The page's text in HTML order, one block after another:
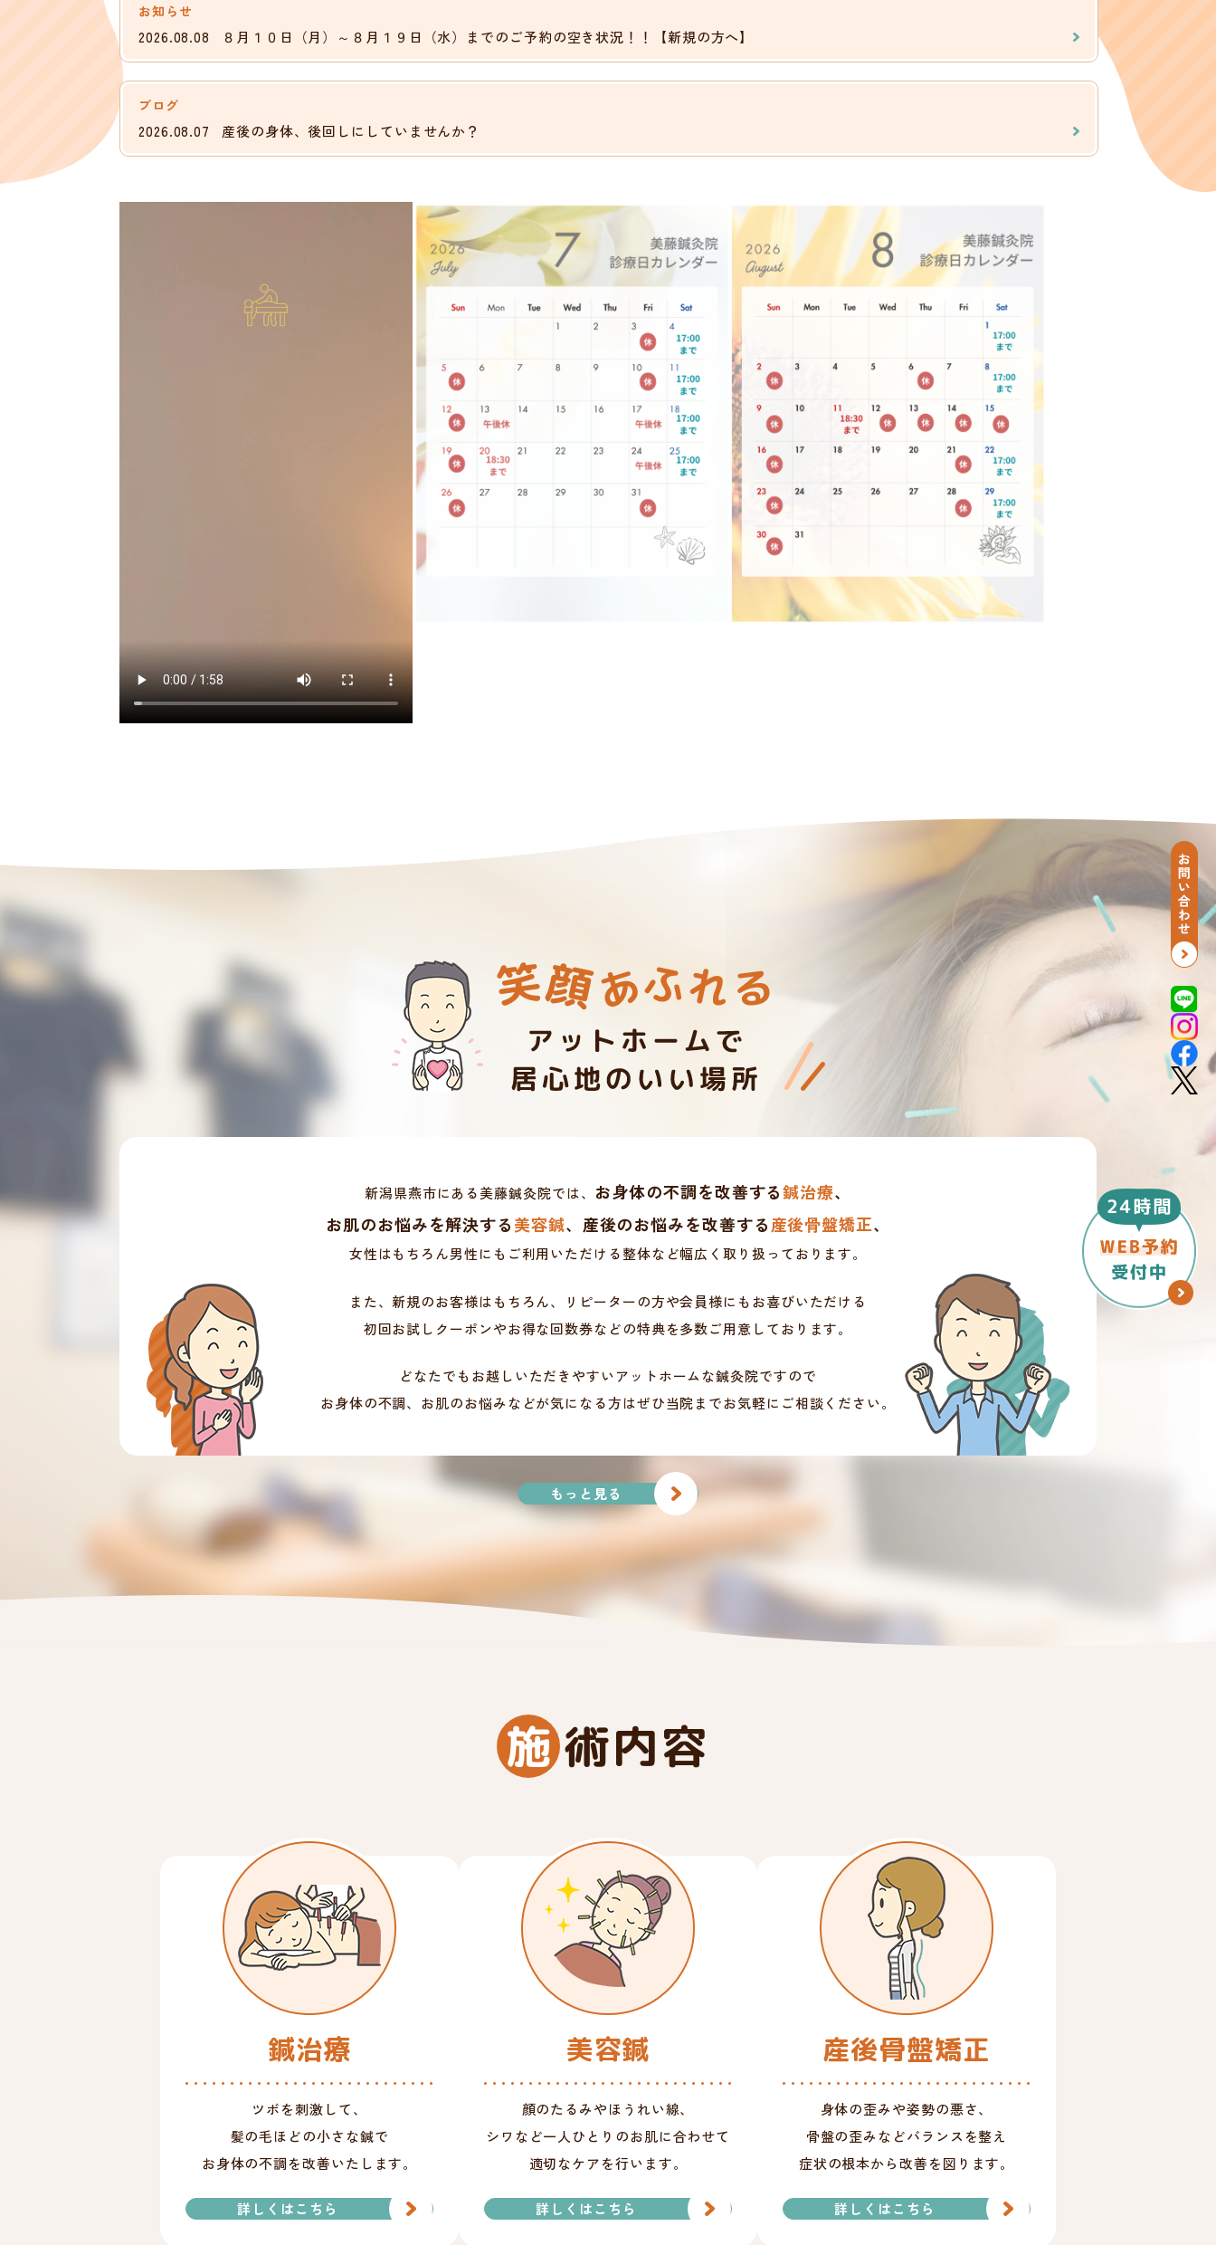
お知らせ
2026.08.08 ８月１０日（月）～８月１９日（水）までのご予約の空き状況！！【新規の方へ】
ブログ
2026.08.07 産後の身体、後回しにしていませんか？
新潟県燕市にある美藤鍼灸院では、 お身体の不調を改善する鍼治療、
お肌のお悩みを解決する美容鍼、産後のお悩みを改善する産後骨盤矯正、
女性はもちろん男性にもご利用いただける整体など幅広く取り扱っております。
また、新規のお客様はもちろん、リピーターの方や会員様にもお喜びいただける
初回お試しクーポンやお得な回数券などの特典を多数ご用意しております。
どなたでもお越しいただきやすいアットホームな鍼灸院ですので
お身体の不調、お肌のお悩みなどが気になる方はぜひ当院までお気軽にご相談ください。
もっと見る
施術内容
鍼治療
ツボを刺激して、
髪の毛ほどの小さな鍼で
お身体の不調を改善いたします。
詳しくはこちら
美容鍼
顔のたるみやほうれい線、
シワなど一人ひとりのお肌に合わせて
適切なケアを行います。
詳しくはこちら
産後骨盤矯正
身体の歪みや姿勢の悪さ、
骨盤の歪みなどバランスを整え
症状の根本から改善を図ります。
詳しくはこちら